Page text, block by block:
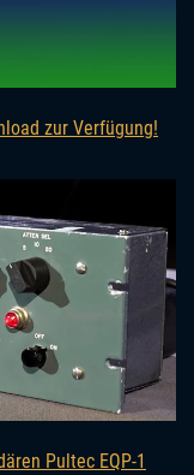
zur Verfügung!
Pultec EQP-1